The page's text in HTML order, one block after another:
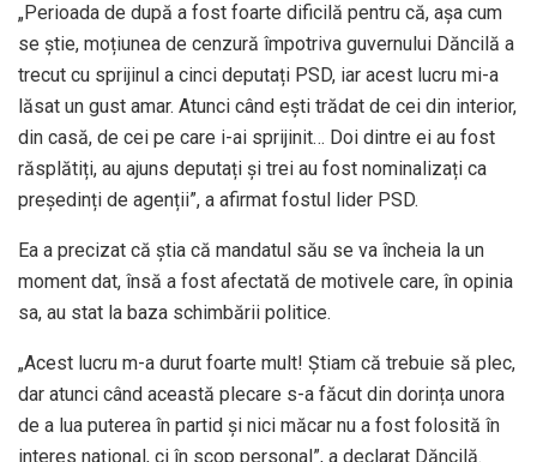
„Perioada de după a fost foarte dificilă pentru că, așa cum
se știe, moțiunea de cenzură împotriva guvernului Dăncilă a
trecut cu sprijinul a cinci deputați PSD, iar acest lucru mi-a
lăsat un gust amar. Atunci când ești trădat de cei din interior,
din casă, de cei pe care i-ai sprijinit… Doi dintre ei au fost
răsplătiți, au ajuns deputați și trei au fost nominalizați ca
președinți de agenții”, a afirmat fostul lider PSD.
Ea a precizat că știa că mandatul său se va încheia la un
moment dat, însă a fost afectată de motivele care, în opinia
sa, au stat la baza schimbării politice.
„Acest lucru m-a durut foarte mult! Știam că trebuie să plec,
dar atunci când această plecare s-a făcut din dorința unora
de a lua puterea în partid și nici măcar nu a fost folosită în
interes național, ci în scop personal”, a declarat Dăncilă.